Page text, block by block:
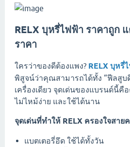
RELX บุหรี่ไฟฟ้า ราคาถูก
ราคา
ใครว่าของดีต้องแพง? RELX บุหรี่
พิสูจน์ว่าคุณสามารถได้ทั้ง “ฟีลสูบ
เครื่องเดียว จุดเด่นของแบรนด์นี้คื
ไม่ไหม้ง่าย และใช้ได้นาน
จุดเด่นที่ทำให้ RELX ครองใจสาย
แบตเตอรี่อึด ใช้ได้ทั้งวัน